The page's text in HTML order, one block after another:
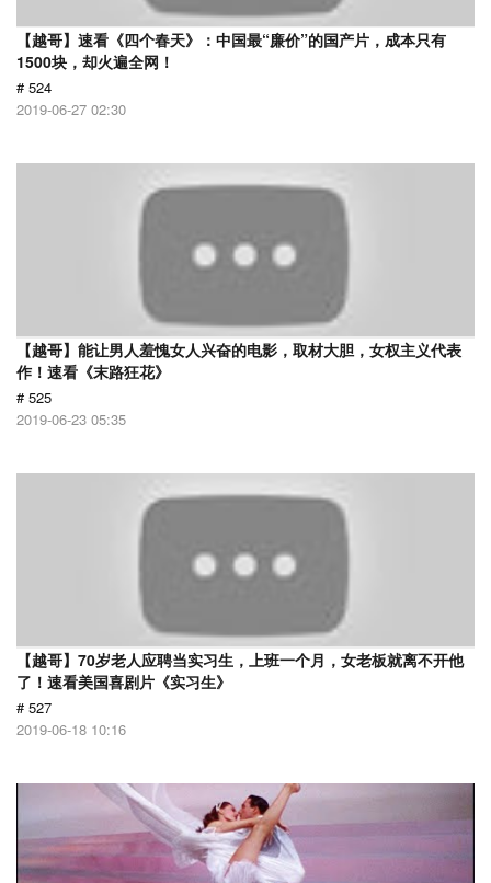
【越哥】速看《四个春天》：中国最“廉价”的国产片，成本只有
1500块，却火遍全网！
# 524
2019-06-27 02:30
【越哥】能让男人羞愧女人兴奋的电影，取材大胆，女权主义代表
作！速看《末路狂花》
# 525
2019-06-23 05:35
【越哥】70岁老人应聘当实习生，上班一个月，女老板就离不开他
了！速看美国喜剧片《实习生》
# 527
2019-06-18 10:16